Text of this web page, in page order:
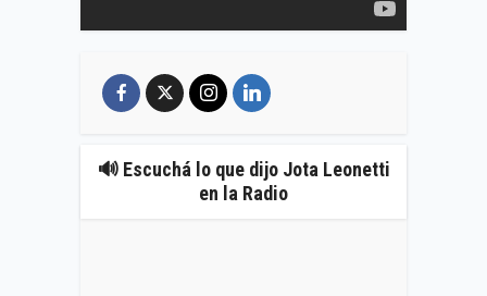
🔊 Escuchá lo que dijo Jota Leonetti
en la Radio